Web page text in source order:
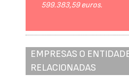
599.383,59 euros.
EMPRESAS O
RELACIONADAS